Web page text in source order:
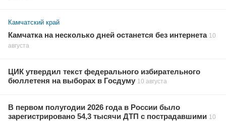
Камчатский край
Камчатка на несколько дней останется без интернета 10
августа
ЦИК утвердил текст федерального избирательного
бюллетеня на выборах в Госдуму 10 августа
В первом полугодии 2026 года в России было
зарегистрировано 54,3 тысячи ДТП с пострадавшими 10